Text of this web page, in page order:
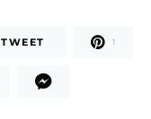
TWEET 1